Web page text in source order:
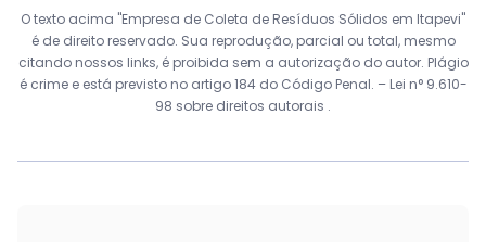
O texto acima "Empresa de Coleta de Resíduos Sólidos em Itapevi"
é de direito reservado. Sua reprodução, parcial ou total, mesmo
citando nossos links, é proibida sem a autorização do autor. Plágio
é crime e está previsto no artigo 184 do Código Penal. – Lei n° 9.610-
98 sobre direitos autorais .